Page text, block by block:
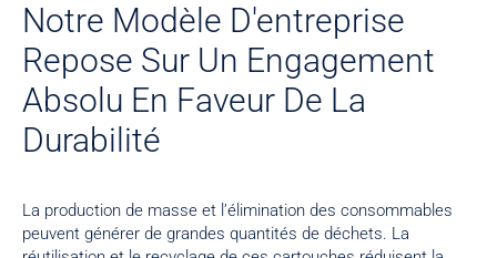
Notre Modèle D'entreprise
Repose Sur Un Engagement
Absolu En Faveur De La
Durabilité
La production de masse et l’élimination des consommables
peuvent générer de grandes quantités de déchets. La